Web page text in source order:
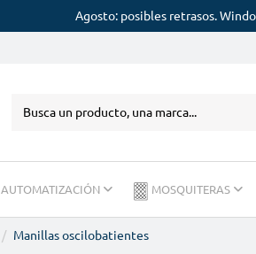
Agosto: posibles retrasos.
AUTOMATIZACIÓN MOSQUITERAS
Manillas oscilobatientes